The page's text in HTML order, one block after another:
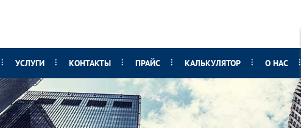
УСЛУГИ КОНТАКТЫ ПРАЙС КАЛЬКУЛЯТОР О НАС